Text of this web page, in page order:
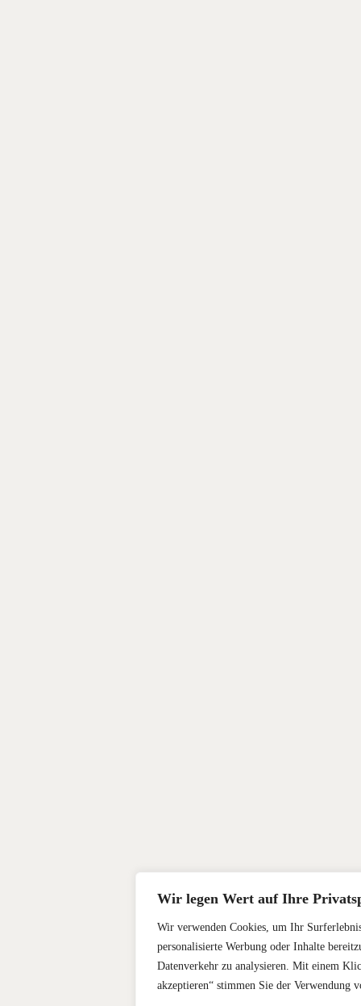
Wir legen Wert auf Ihre
Wir verwenden Cookies, um Ihr
personalisierte Werbung oder Inhalte
Datenverkehr zu analysieren. Mit einem
akzeptieren“ stimmen Sie der Verwendung